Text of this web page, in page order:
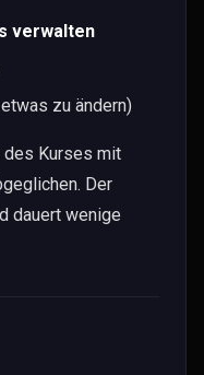
verwalten
zu ändern)
des Kurses mit
Der
dauert wenige